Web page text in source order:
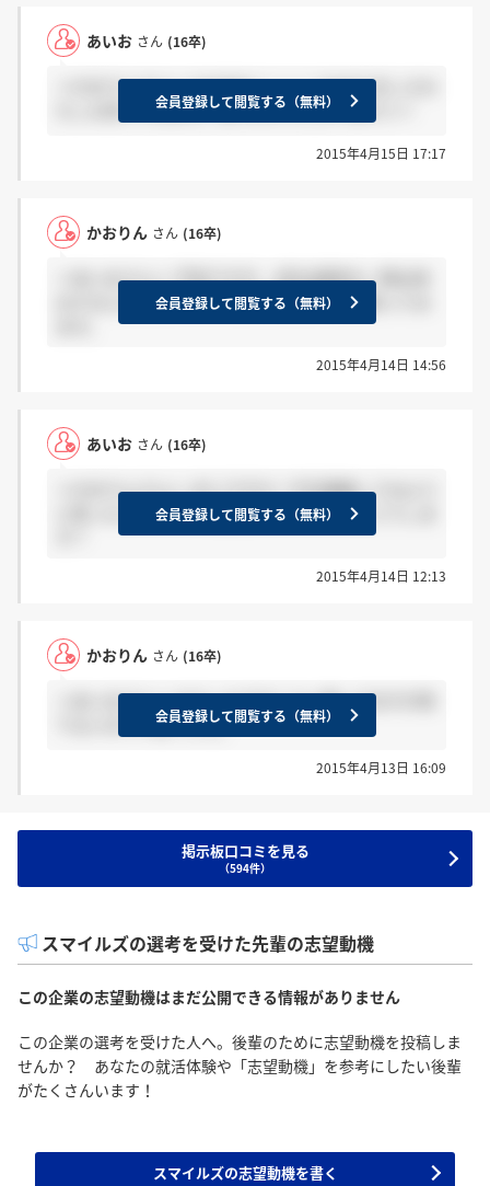
あいお さん (16卒)
＞かおりんさんへ なるほど！！！！わかりましたわ
たしも待ってみます。ありがとうございます☆～
会員登録して閲覧する（無料）
2015年4月15日 17:17
かおりん さん (16卒)
＞あいおさんへ 不安ですが、4月は選考を一時お休
みするとおっしゃっていたと思うので私は待ってみ
会員登録して閲覧する（無料）
2015年4月14日 14:56
あいお さん (16卒)
＞かおりんさんへ まじですか！今日連絡してみよう
と思ったんだけど、大丈夫なのかな。。。 どうしま
会員登録して閲覧する（無料）
2015年4月14日 12:13
かおりん さん (16卒)
＞あいおさんへ わたしもそのくらい経ってますが来
てないので不安でした。会員登録して閲覧する（無料）
2015年4月13日 16:09
掲示板口コミを見る
（594件）
スマイルズの選考を受けた先輩の志望動機
この企業の志望動機はまだ公開できる情報がありません
この企業の選考を受けた人へ。後輩のために志望動機を投稿しま
せんか？ あなたの就活体験や「志望動機」を参考にしたい後輩
がたくさんいます！
スマイルズの志望動機を書く